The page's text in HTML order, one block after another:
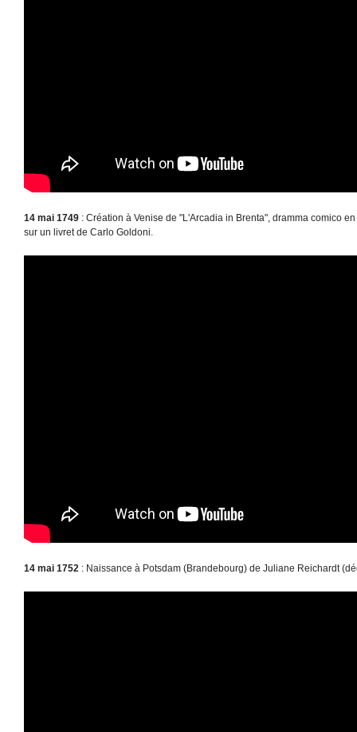
14 mai 1749 : Création à Venise de "L'Arcadia in Brenta", dramma comico
sur un livret de Carlo Goldoni.
14 mai 1752 : Naissance à Potsdam (Brandebourg) de Juliane Reichardt